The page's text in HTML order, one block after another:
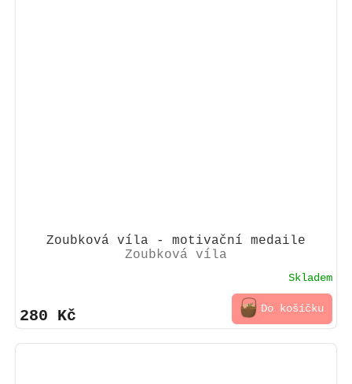
Zoubková víla - motivační medaile
Zoubková víla
Skladem
280 Kč Do košíčku